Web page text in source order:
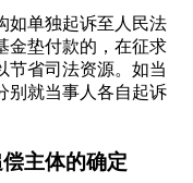
如单独起诉至人民法
金垫付款的，在征求
节省司法资源。如当
别就当事人各自起诉
主体的确定